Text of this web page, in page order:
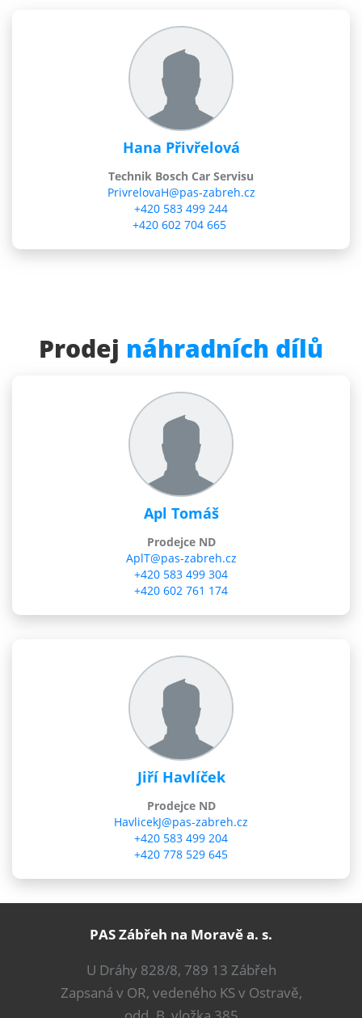
Hana Přivřelová
Technik Bosch Car Servisu
PrivrelovaH@pas-zabreh.cz
+420 583 499 244
+420 602 704 665
Prodej náhradních dílů
Apl Tomáš
Prodejce ND
AplT@pas-zabreh.cz
+420 583 499 304
+420 602 761 174
Jiří Havlíček
Prodejce ND
HavlicekJ@pas-zabreh.cz
+420 583 499 204
+420 778 529 645
PAS Zábřeh na Moravě a. s.
U Dráhy 828/8, 789 13 Zábřeh
Zapsaná v OR, vedeného KS v Ostravě,